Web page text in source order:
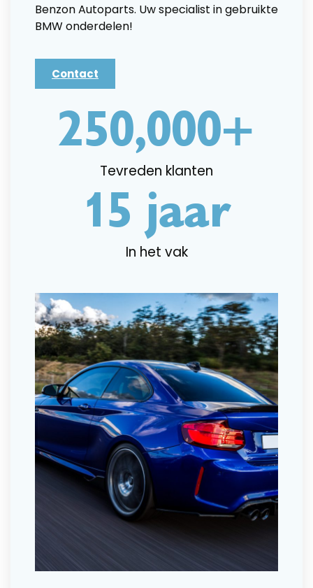
Benzon Autoparts. Uw specialist in gebruikte
BMW onderdelen!
Contact
Tevreden klanten
250,000+
In het vak
15 jaar